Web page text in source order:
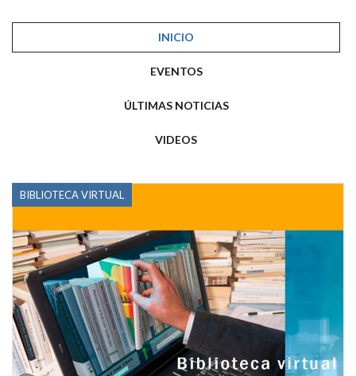
INICIO
EVENTOS
ÚLTIMAS NOTICIAS
VIDEOS
BIBLIOTECA VIRTUAL